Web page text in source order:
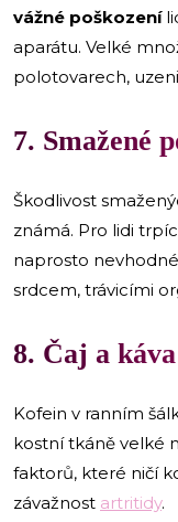
vážné poškození
aparátu. Velké
polotovarech,
7. Smažené
Škodlivost
známá. Pro lidi
naprosto
srdcem, trávicími
8. Čaj a káva
Kofein v ranním
kostní tkáně velké
faktorů, které ničí
závažnost artritidy.